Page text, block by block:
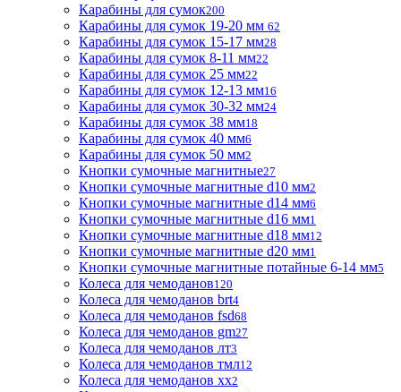
Карабины для сумок200
Карабины для сумок 19-20 мм 62
Карабины для сумок 15-17 мм28
Карабины для сумок 8-11 мм22
Карабины для сумок 25 мм22
Карабины для сумок 12-13 мм16
Карабины для сумок 30-32 мм24
Карабины для сумок 38 мм18
Карабины для сумок 40 мм6
Карабины для сумок 50 мм2
Кнопки сумочные магнитные27
Кнопки сумочные магнитные d10 мм2
Кнопки сумочные магнитные d14 мм6
Кнопки сумочные магнитные d16 мм1
Кнопки сумочные магнитные d18 мм12
Кнопки сумочные магнитные d20 мм1
Кнопки сумочные магнитные потайные 6-14 мм5
Колеса для чемоданов120
Колеса для чемоданов brt4
Колеса для чемоданов fsd68
Колеса для чемоданов gm27
Колеса для чемоданов лт3
Колеса для чемоданов тмл12
Колеса для чемоданов хх2